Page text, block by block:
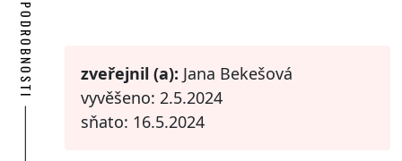
PODROBNOSTI zveřejnil (a): Jana Bekešová
vyvěšeno: 2.5.2024
sňato: 16.5.2024